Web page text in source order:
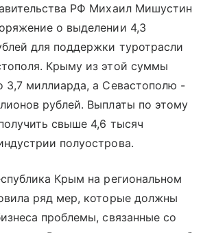
РФ Михаил Мишустин
о выделении 4,3
для поддержки туротрасли
Крыму из этой суммы
3,7 миллиарда, а Севастополю -
рублей. Выплаты по этому
свыше 4,6 тысяч
полуострова.
Крым на региональном
ряд мер, которые должны
проблемы, связанные со